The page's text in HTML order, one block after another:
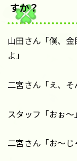
すか？
山田さん「僕、
よ」
二宮さん「え、そ
スタッフ「おぉ〜
二宮さん「お〜じ